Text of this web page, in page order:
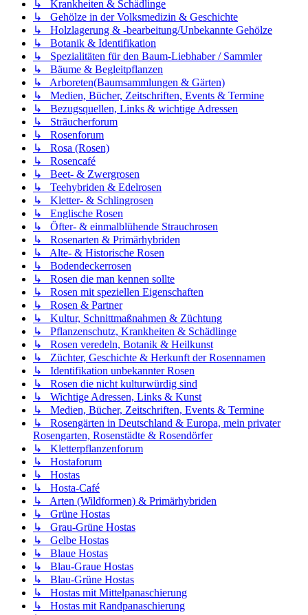
↳ Krankheiten & Schädlinge
↳ Gehölze in der Volksmedizin & Geschichte
↳ Holzlagerung & -bearbeitung/Unbekannte Gehölze
↳ Botanik & Identifikation
↳ Spezialitäten für den Baum-Liebhaber / Sammler
↳ Bäume & Begleitpflanzen
↳ Arboreten(Baumsammlungen & Gärten)
↳ Medien, Bücher, Zeitschriften, Events & Termine
↳ Bezugsquellen, Links & wichtige Adressen
↳ Sträucherforum
↳ Rosenforum
↳ Rosa (Rosen)
↳ Rosencafé
↳ Beet- & Zwergrosen
↳ Teehybriden & Edelrosen
↳ Kletter- & Schlingrosen
↳ Englische Rosen
↳ Öfter- & einmalblühende Strauchrosen
↳ Rosenarten & Primärhybriden
↳ Alte- & Historische Rosen
↳ Bodendeckerrosen
↳ Rosen die man kennen sollte
↳ Rosen mit speziellen Eigenschaften
↳ Rosen & Partner
↳ Kultur, Schnittmaßnahmen & Züchtung
↳ Pflanzenschutz, Krankheiten & Schädlinge
↳ Rosen veredeln, Botanik & Heilkunst
↳ Züchter, Geschichte & Herkunft der Rosennamen
↳ Identifikation unbekannter Rosen
↳ Rosen die nicht kulturwürdig sind
↳ Wichtige Adressen, Links & Kunst
↳ Medien, Bücher, Zeitschriften, Events & Termine
↳ Rosengärten in Deutschland & Europa, mein privater
Rosengarten, Rosenstädte & Rosendörfer
↳ Kletterpflanzenforum
↳ Hostaforum
↳ Hostas
↳ Hosta-Café
↳ Arten (Wildformen) & Primärhybriden
↳ Grüne Hostas
↳ Grau-Grüne Hostas
↳ Gelbe Hostas
↳ Blaue Hostas
↳ Blau-Graue Hostas
↳ Blau-Grüne Hostas
↳ Hostas mit Mittelpanaschierung
↳ Hostas mit Randpanaschierung